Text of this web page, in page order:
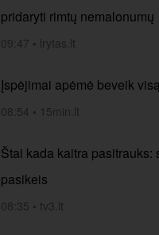
pridaryti rimtų nemalonumų
09:47 • lrytas.lt
Įspėjimai apėmė beveik
08:54 • 15min.lt
Štai kada kaitra
pasikeis
08:35 • tv3.lt